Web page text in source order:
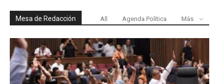
Mesa de Redacción All Agenda Política Más